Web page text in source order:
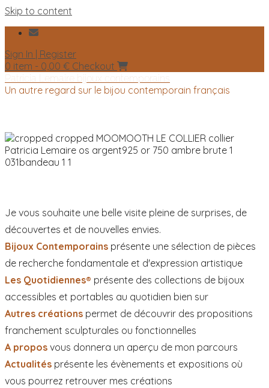
Skip to content
Sign In | Register
0 item - 0,00 € Checkout
Patricia Lemaire bijoux contemporains
Un autre regard sur le bijou contemporain français
Je vous souhaite une belle visite pleine de surprises, de
découvertes et de nouvelles envies.
Bijoux Contemporains présente une sélection de pièces
de recherche fondamentale et d'expression artistique
Les Quotidiennes® présente des collections de bijoux
accessibles et portables au quotidien bien sur
Autres créations permet de découvrir des propositions
franchement sculpturales ou fonctionnelles
A propos vous donnera un aperçu de mon parcours
Actualités présente les évènements et expositions où
vous pourrez retrouver mes créations